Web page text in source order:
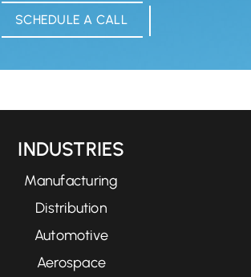
SCHEDULE A CALL
INDUSTRIES
Manufacturing
Distribution
Automotive
Aerospace